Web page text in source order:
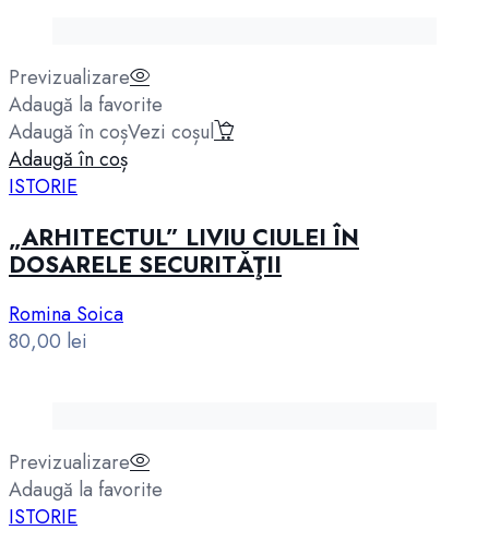
Previzualizare
Adaugă la favorite
Adaugă în coșVezi coșul
Adaugă în coș
ISTORIE
„ARHITECTUL” LIVIU CIULEI ÎN
DOSARELE SECURITĂŢII
Romina Soica
80,00 lei
Previzualizare
Adaugă la favorite
ISTORIE